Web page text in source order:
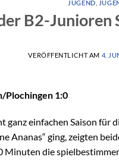
JUGEND
B2-Junioren
VERÖFFENTLICHT AM 4.
Plochingen 1:0
ganz einfachen Saison für
Ananas“ ging, zeigten
Minuten die